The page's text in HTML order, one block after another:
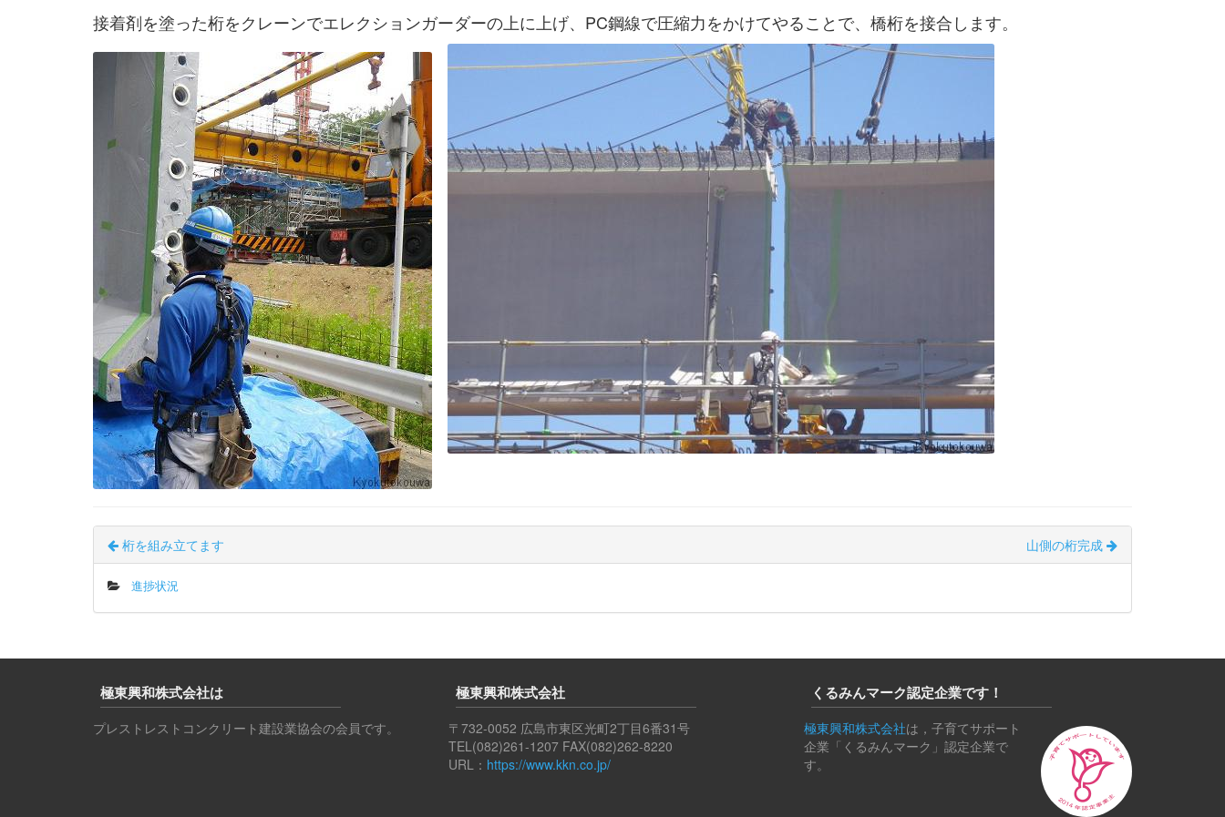
接着剤を塗った桁をクレーンでエレクションガーダーの上に上げ、PC鋼線で圧縮力をかけてやることで、橋桁を接合します。
桁を組み立てます 山側の桁完成
進捗状況
極東興和株式会社は
プレストレストコンクリート建設業協会の会員です。
極東興和株式会社
〒732-0052 広島市東区光町2丁目6番31号
TEL(082)261-1207 FAX(082)262-8220
URL： https://www.kkn.co.jp/
くるみんマーク認定企業です！
極東興和株式会社は，子育てサポート
企業「くるみんマーク」認定企業で
す。